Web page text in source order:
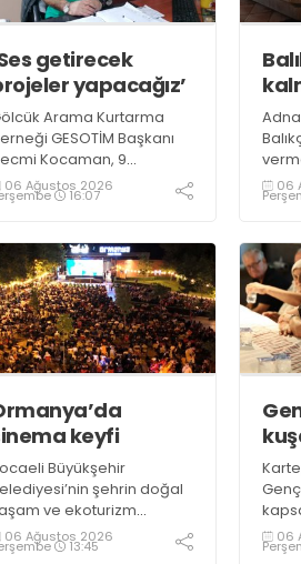
getirecek
yapacağız’
Arama Kurtarma
GESOTİM Başkanı
Kocaman, 9
gerçekleşecek
ardından 4. Akredite
ifade
açıklamalarda
Kocaman,
ve Kocaeli
ses getirecek
tek tek hayata
dedi
06 Ağustos 2026
16:07
“Yıl
taze
06
keyfi
Büyükşehir
şehrin doğal
ve ekoturizm
Ormanya’da
“Gece
06 Ağustos 2026
13:45
06